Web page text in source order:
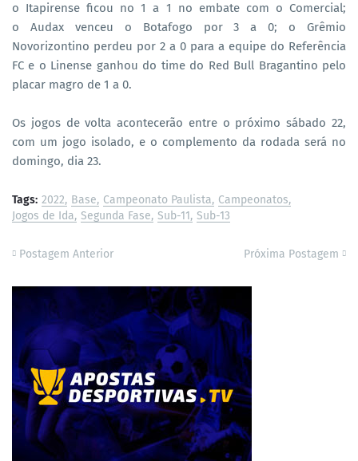
o Itapirense ficou no 1 a 1 no embate com o Comercial;
o Audax venceu o Botafogo por 3 a 0; oGrêmio
Novorizontino perdeu por 2 a 0 para a equipe do Referência
FC e o Linense ganhou do time do Red Bull Bragantino pelo
placar magro de 1 a 0.
Os jogos de volta acontecerão entre o próximo sábado 22,
com um jogo isolado, e o complemento da rodada será no
domingo, dia 23.
Tags: 2022 Base Campeonato Paulista Campeonatos
Jogos de Ida Segunda Fase Sub-11 Sub-13
Postagem Anterior Próxima Postagem